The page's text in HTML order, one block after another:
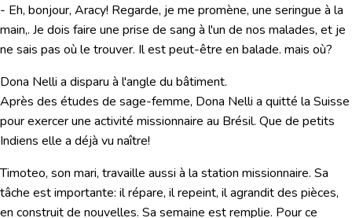
- Eh, bonjour, Aracy! Regarde, je me promène, une seringue à la
main,. Je dois faire une prise de sang à l'un de nos malades, et je
ne sais pas où le trouver. Il est peut-être en balade. mais où?
Dona Nelli a disparu à l'angle du bâtiment.
Après des études de sage-femme, Dona Nelli a quitté la Suisse
pour exercer une activité missionnaire au Brésil. Que de petits
Indiens elle a déjà vu naître!
Timoteo, son mari, travaille aussi à la station missionnaire. Sa
tâche est importante: il répare, il repeint, il agrandit des pièces,
en construit de nouvelles. Sa semaine est remplie. Pour ce